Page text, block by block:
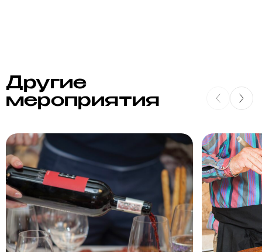
Другие
мероприятия